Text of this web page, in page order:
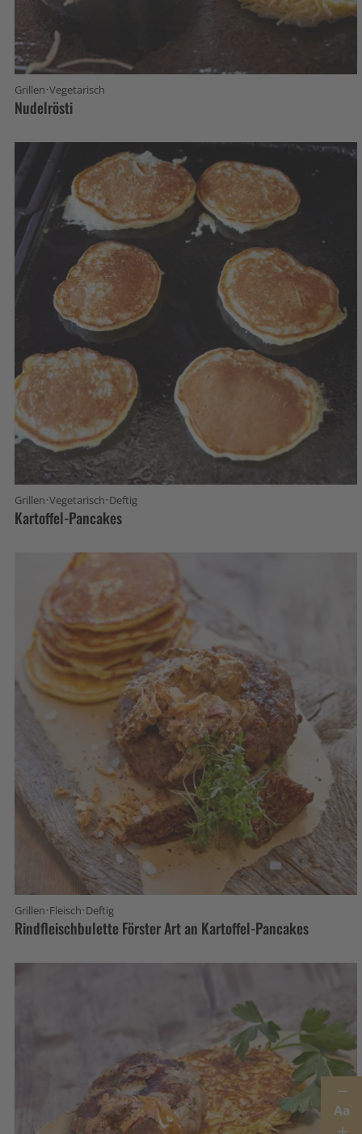
Aa
Grillen·Vegetarisch
Nudelrösti
Grillen·Vegetarisch·Deftig
Kartoffel-Pancakes
Grillen·Fleisch·Deftig
Rindfleischbulette Förster Art an Kartoffel-Pancakes